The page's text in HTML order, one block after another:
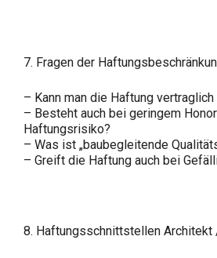
7. Fragen der
– Kann man die Haftung
– Besteht auch bei geringem
Haftungsrisiko?
– Was ist „baubegleitende
– Greift die Haftung auch bei
8. Haftungsschnittstellen Architekt